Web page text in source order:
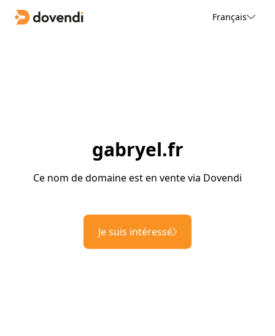
Français
gabryel.fr
Ce nom de domaine est en vente via Dovendi
Je suis intéressé